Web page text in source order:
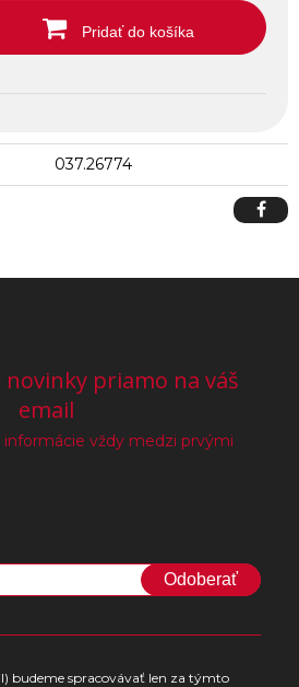
Pridať do košíka
037.26774
novinky priamo na váš
email
informácie vždy medzi prvými
Odoberať
budeme spracovávať len za týmto